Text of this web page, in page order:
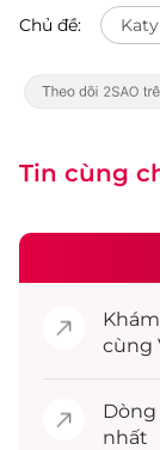
Chủ đề:
Tin cùng
cùng
Dòng
nhất